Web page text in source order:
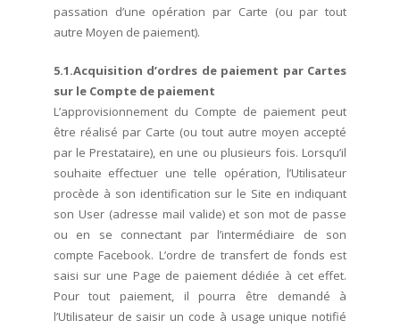
passation d’une opération par Carte (ou par tout
autre Moyen de paiement).
5.1.Acquisition d’ordres de paiement par Cartes
sur le Compte de paiement
L’approvisionnement du Compte de paiement peut
être réalisé par Carte (ou tout autre moyen accepté
par le Prestataire), en une ou plusieurs fois. Lorsqu’il
souhaite effectuer une telle opération, l’Utilisateur
procède à son identification sur le Site en indiquant
son User (adresse mail valide) et son mot de passe
ou en se connectant par l’intermédiaire de son
compte Facebook. L’ordre de transfert de fonds est
saisi sur une Page de paiement dédiée à cet effet.
Pour tout paiement, il pourra être demandé à
l’Utilisateur de saisir un code à usage unique notifié